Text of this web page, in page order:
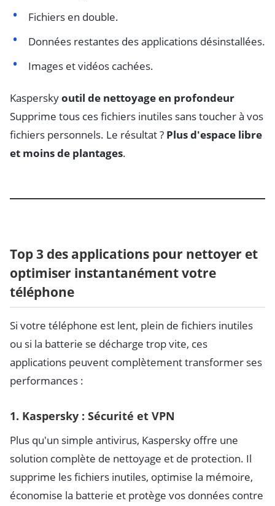
Fichiers en double.
Données restantes des applications désinstallées.
Images et vidéos cachées.
Kasperskyoutil de nettoyage en profondeur
Supprime tous ces fichiers inutiles sans toucher à vos
fichiers personnels. Le résultat ? Plus d'espace libre
et moins de plantages.
Top 3 des applications pour nettoyer et
optimiser instantanément votre
téléphone
Si votre téléphone est lent, plein de fichiers inutiles
ou si la batterie se décharge trop vite, ces
applications peuvent complètement transformer ses
performances :
1. Kaspersky : Sécurité et VPN
Plus qu'un simple antivirus, Kaspersky offre une
solution complète de nettoyage et de protection. Il
supprime les fichiers inutiles, optimise la mémoire,
économise la batterie et protège vos données contre